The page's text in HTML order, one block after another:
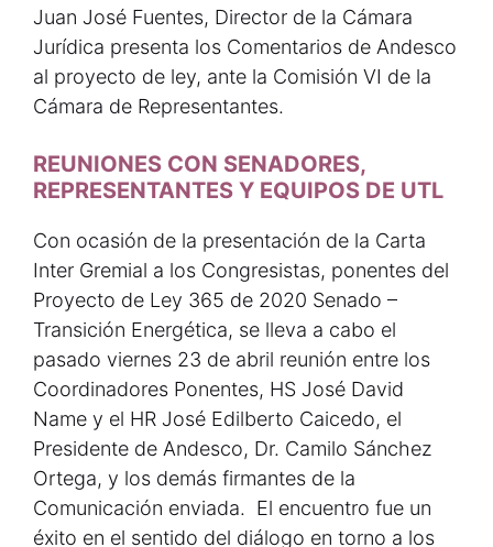
Juan José Fuentes, Director de la Cámara
Jurídica presenta los Comentarios de Andesco
al proyecto de ley, ante la Comisión VI de la
Cámara de Representantes.
REUNIONES CON SENADORES,
REPRESENTANTES Y EQUIPOS DE UTL
Con ocasión de la presentación de la Carta
Inter Gremial a los Congresistas, ponentes del
Proyecto de Ley 365 de 2020 Senado –
Transición Energética, se lleva a cabo el
pasado viernes 23 de abril reunión entre los
Coordinadores Ponentes, HS José David
Name y el HR José Edilberto Caicedo, el
Presidente de Andesco, Dr. Camilo Sánchez
Ortega, y los demás firmantes de la
Comunicación enviada. El encuentro fue un
éxito en el sentido del diálogo en torno a los